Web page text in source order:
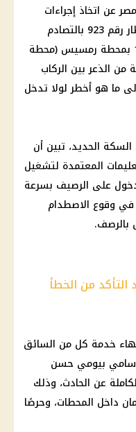
عن اتخاذ إجراءات
عاجلة بشأن حادث اصطدام جرار القطار رقم 923 بالتصادم
الخرساني أثناء دخوله الرصيف رقم 1 بمحطة رمسيس (محطة
من الذعر بين الركاب
ما هو أخطر لولا تدخل
الحديد، تبين أن
المعتمدة لتشغيل
على الرصيف بسرعة
وقوع الاصطدام
بالرصف.
التأكد من الخطأ
خدمة كل من السائق
بيومي حسن
عن الحادث، وذلك
داخل المحطات، وحرصًا